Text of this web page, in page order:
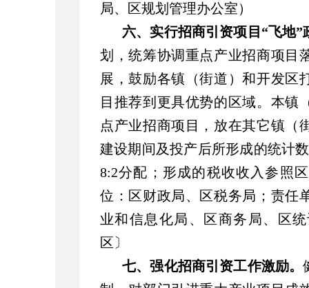
局、区规划管理办公室）
六、实行招商引资项目“飞地”
划，统筹协调重点产业招商项目
展，鼓励各镇（街道）和开发区
目推荐到更具优势的区域。本镇
点产业招商项目，放在其它镇（
建设期间及投产后所形成的统计
8:2分配；形成的税收收入参照
位：区财政局、区税务局；责任
业和信息化局、区商务局、区
区〕
七、强化招商引资工作激励。